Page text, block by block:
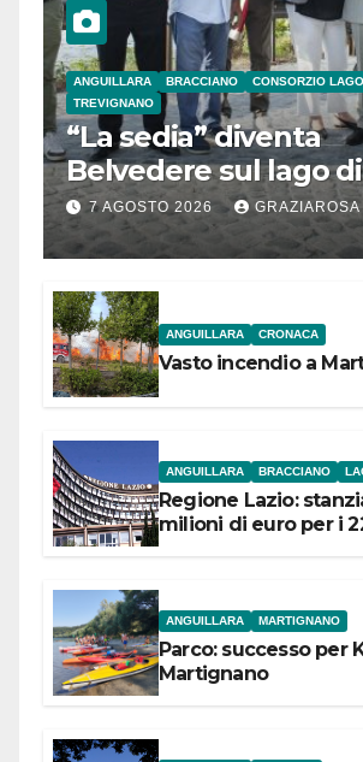
ANGUILLARA BRACCIANO
CONSORZIO
TREVIGNANO
“La sedia” diventa
Belvedere sul lago di
Bracciano: ieri
l’inaugurazione
7 AGOSTO 2026
ANGUILLARA CRONACA
Vasto incendio a
ANGUILLARA BRACCIANO
Regione Lazio:
milioni di euro per i
ANGUILLARA MARTIGNANO
Parco: successo per
Martignano